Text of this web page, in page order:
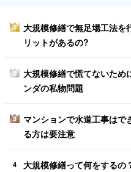
1
大規模修繕で無足場工法を
リットがあるの?
2
大規模修繕で慌てないため
ンダの私物問題
3
マンションで水道工事は
る方は要注意
4 大規模修繕って何をするの